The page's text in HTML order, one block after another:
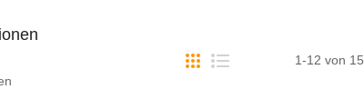
Liste 1-12 von 15